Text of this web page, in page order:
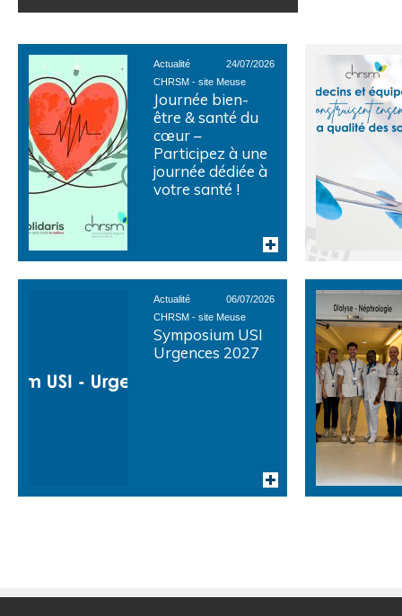
Actualité
24/07/2026
CHRSM - site Meuse
Journée bien-
être & santé du
cœur –
Participez à une
journée dédiée à
votre santé !
Actualité
06/07/2026
CHRSM - site Meuse
Symposium USI
Urgences 2027